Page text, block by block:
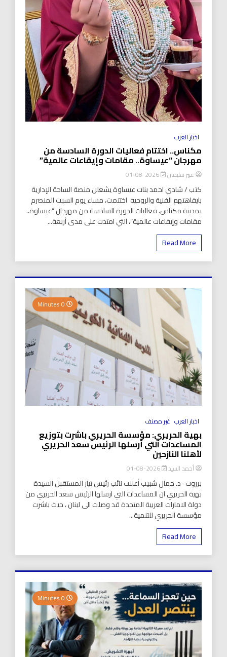
اخبار العرب
مكناس.. اختتام فعاليات الدورة السادسة من
مهرجان “عيساوة.. مقامات وإيقاعات عالمية”
عبير سليمان 2026-08-01
كتب / شادي احمد بنات عيساوة يشعلن منصة الساحة الإدارية
بايقاهتهم الفنية والروحية اختتمت، مساء يوم السبت المنصرم
بمدينة مكناس، فعاليات الدورة السادسة من مهرجان “عيساوة..
مقامات وإيقاعات عالمية”، التي امتدت على مدى أربعة...
Read More
اخبار العرب غير مصنف
بهية الحريري: مؤسسة الحريري باشرت بتوزيع
المساعدات التي أرسلها الرئيس سعد الحريري
لأهلنا النازحين
أحمد السيد 2026-08-01
بيروت- د. جمال شبيب أعلنت نائب رئيس تيار المستقبل السيدة
بهية الحريري ان المساعدات التي ارسلها الرئيس سعد الحريري من
دولة الامارات العربية المتحدة قد وصلت الى لبنان ، حيث باشرت
مؤسسة الحريري للتنمية...
Read More